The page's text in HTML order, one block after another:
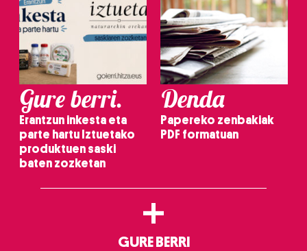
Gure berri.
Erantzun inkesta eta
parte hartu Iztuetako
produktuen saski
baten zozketan
Denda
Papereko zenbakiak
PDF formatuan
+
GURE BERRI